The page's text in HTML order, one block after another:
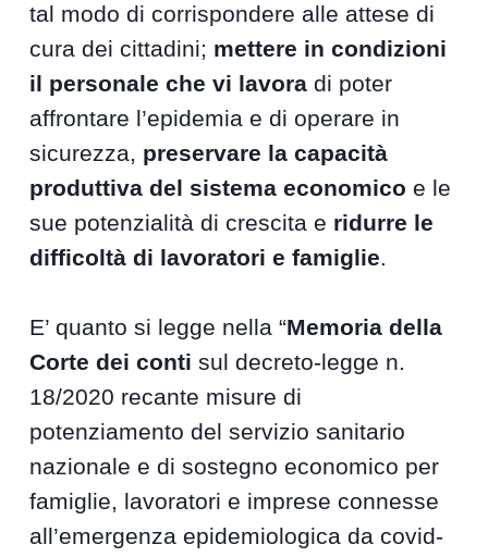
tal modo di corrispondere alle attese di
cura dei cittadini; mettere in condizioni
il personale che vi lavora di poter
affrontare l’epidemia e di operare in
sicurezza, preservare la capacità
produttiva del sistema economico e le
sue potenzialità di crescita e ridurre le
difficoltà di lavoratori e famiglie.
E’ quanto si legge nella “Memoria della
Corte dei conti sul decreto-legge n.
18/2020 recante misure di
potenziamento del servizio sanitario
nazionale e di sostegno economico per
famiglie, lavoratori e imprese connesse
all’emergenza epidemiologica da covid-